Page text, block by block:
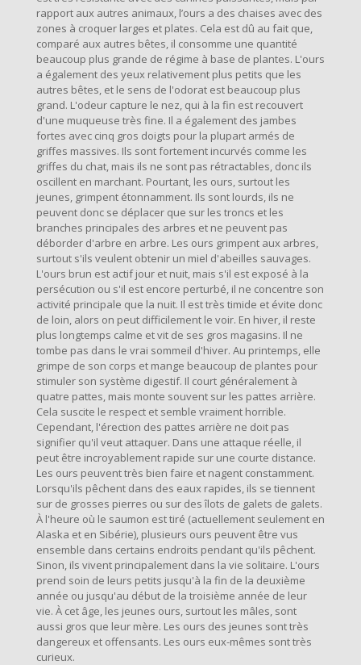
rapport aux autres animaux, l’ours a des chaises avec des
zones à croquer larges et plates. Cela est dû au fait que,
comparé aux autres bêtes, il consomme une quantité
beaucoup plus grande de régime à base de plantes. L'ours
a également des yeux relativement plus petits que les
autres bêtes, et le sens de l'odorat est beaucoup plus
grand. L'odeur capture le nez, qui à la fin est recouvert
d'une muqueuse très fine. Il a également des jambes
fortes avec cinq gros doigts pour la plupart armés de
griffes massives. Ils sont fortement incurvés comme les
griffes du chat, mais ils ne sont pas rétractables, donc ils
oscillent en marchant. Pourtant, les ours, surtout les
jeunes, grimpent étonnamment. Ils sont lourds, ils ne
peuvent donc se déplacer que sur les troncs et les
branches principales des arbres et ne peuvent pas
déborder d'arbre en arbre. Les ours grimpent aux arbres,
surtout s'ils veulent obtenir un miel d'abeilles sauvages.
L'ours brun est actif jour et nuit, mais s'il est exposé à la
persécution ou s'il est encore perturbé, il ne concentre son
activité principale que la nuit. Il est très timide et évite donc
de loin, alors on peut difficilement le voir. En hiver, il reste
plus longtemps calme et vit de ses gros magasins. Il ne
tombe pas dans le vrai sommeil d'hiver. Au printemps, elle
grimpe de son corps et mange beaucoup de plantes pour
stimuler son système digestif. Il court généralement à
quatre pattes, mais monte souvent sur les pattes arrière.
Cela suscite le respect et semble vraiment horrible.
Cependant, l'érection des pattes arrière ne doit pas
signifier qu'il veut attaquer. Dans une attaque réelle, il
peut être incroyablement rapide sur une courte distance.
Les ours peuvent très bien faire et nagent constamment.
Lorsqu'ils pêchent dans des eaux rapides, ils se tiennent
sur de grosses pierres ou sur des îlots de galets de galets.
À l'heure où le saumon est tiré (actuellement seulement en
Alaska et en Sibérie), plusieurs ours peuvent être vus
ensemble dans certains endroits pendant qu'ils pêchent.
Sinon, ils vivent principalement dans la vie solitaire. L'ours
prend soin de leurs petits jusqu'à la fin de la deuxième
année ou jusqu'au début de la troisième année de leur
vie. À cet âge, les jeunes ours, surtout les mâles, sont
aussi gros que leur mère. Les ours des jeunes sont très
dangereux et offensants. Les ours eux-mêmes sont très
curieux.